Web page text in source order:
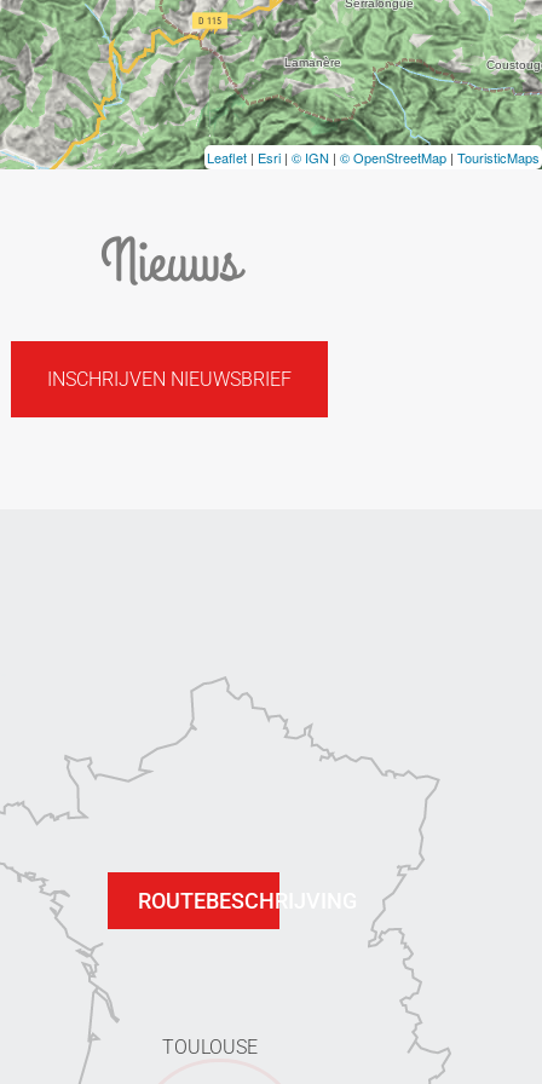
Leaflet | Esri | © IGN | © OpenStreetMap | TouristicMaps
Nieuws
INSCHRIJVEN NIEUWSBRIEF
TOULOUSE
ROUTEBESCHRIJVING